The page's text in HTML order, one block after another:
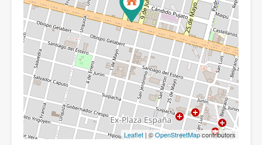
Leaflet | ©OpenStreetMapcontributors